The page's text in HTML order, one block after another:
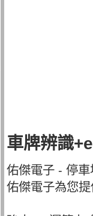
車牌辨識
佑傑電子 - 停車
佑傑電子為您